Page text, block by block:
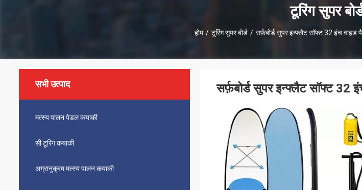
टूरिंग सुपर
होम / टूरिंग सुपर बोर्ड / सर्फ़बोर्ड सुपर इन्फ्लैट सॉफ्ट 32 इंच
सभी उत्पाद
मत्स्य पालन पेडल कयाकी
सी टूरिंग कयाकी
अग्रानुक्रम मत्स्य पालन कयाकी
सर्फ़बोर्ड सुपर इन्फ्लैट सॉफ्ट 32